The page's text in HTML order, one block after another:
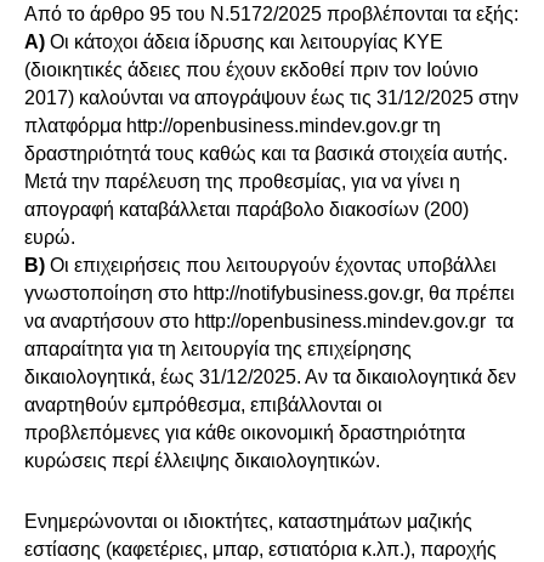
Από το άρθρο 95 του Ν.5172/2025 προβλέπονται τα εξής:
Α) Οι κάτοχοι άδεια ίδρυσης και λειτουργίας ΚΥΕ
(διοικητικές άδειες που έχουν εκδοθεί πριν τον Ιούνιο
2017) καλούνται να απογράψουν έως τις 31/12/2025 στην
πλατφόρμα http://openbusiness.mindev.gov.gr τη
δραστηριότητά τους καθώς και τα βασικά στοιχεία αυτής.
Μετά την παρέλευση της προθεσμίας, για να γίνει η
απογραφή καταβάλλεται παράβολο διακοσίων (200)
ευρώ.
Β) Οι επιχειρήσεις που λειτουργούν έχοντας υποβάλλει
γνωστοποίηση στο http://notifybusiness.gov.gr, θα πρέπει
να αναρτήσουν στο http://openbusiness.mindev.gov.gr τα
απαραίτητα για τη λειτουργία της επιχείρησης
δικαιολογητικά, έως 31/12/2025. Αν τα δικαιολογητικά δεν
αναρτηθούν εμπρόθεσμα, επιβάλλονται οι
προβλεπόμενες για κάθε οικονομική δραστηριότητα
κυρώσεις περί έλλειψης δικαιολογητικών.
Ενημερώνονται οι ιδιοκτήτες, καταστημάτων μαζικής
εστίασης (καφετέριες, μπαρ, εστιατόρια κ.λπ.), παροχής